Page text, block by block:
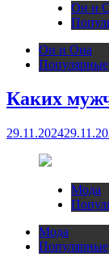
Он и
Он и Она
Популярные
Каких
29.11.2024
Мода
Мода
Популярные